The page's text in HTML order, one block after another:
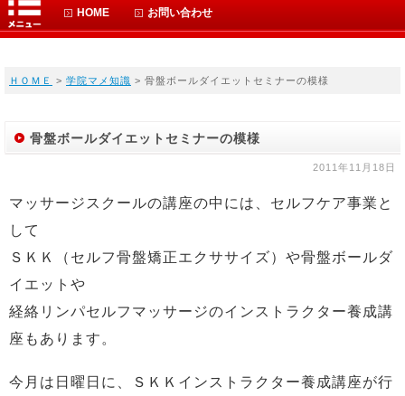
HOME お問い合わせ
ＨＯＭＥ > 学院マメ知識 > 骨盤ボールダイエットセミナーの模様
骨盤ボールダイエットセミナーの模様
2011年11月18日
マッサージスクールの講座の中には、セルフケア事業と
して
ＳＫＫ（セルフ骨盤矯正エクササイズ）や骨盤ボールダ
イエットや
経絡リンパセルフマッサージのインストラクター養成講
座もあります。
今月は日曜日に、ＳＫＫインストラクター養成講座が行